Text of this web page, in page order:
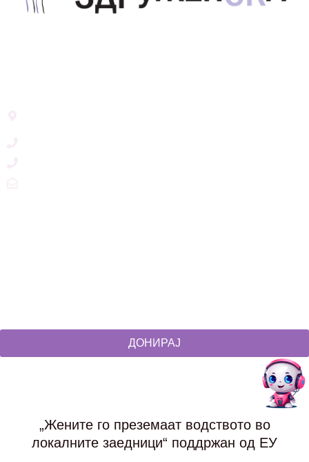
ДОНИРАЈ
„Жените го преземаат водството во
локалните заедници“ поддржан од ЕУ